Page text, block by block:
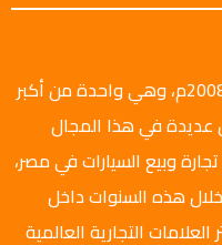
تأسست شركة الليثي أوتو جروب عام 2008م، وهي واحدة من أكبر
عديدة في هذا المجال
وبيع السيارات في مصر،
هذه السنوات داخل
التجارية العالمية